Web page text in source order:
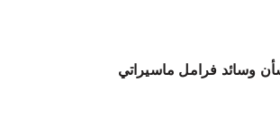
وسائد فرامل ماسيراتي